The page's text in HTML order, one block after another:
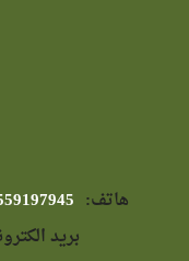
هاتف:
بريد